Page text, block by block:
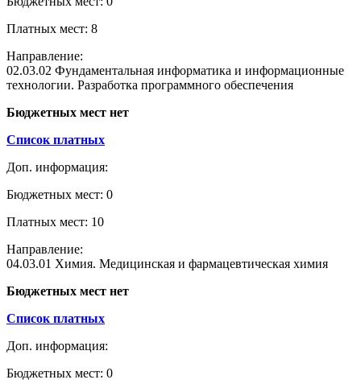
Платных мест: 8
Направление:
02.03.02 Фундаментальная информатика и информационные
технологии. Разработка программного обеспечения
Бюджетных мест нет
Список платных
Доп. информация:
Бюджетных мест: 0
Платных мест: 10
Направление:
04.03.01 Химия. Медицинская и фармацевтическая химия
Бюджетных мест нет
Список платных
Доп. информация:
Бюджетных мест: 0